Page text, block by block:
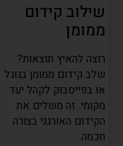
שילוב קידום
ממומן
רוצה להאיץ תוצאות?
שלב קידום ממומן בגוגל
או בפייסבוק לקהל יעד
מקומי. זה משלים את
הקידום האורגני בצורה
חכמה.